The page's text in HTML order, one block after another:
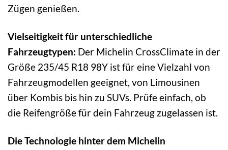
Zügen genießen.
Vielseitigkeit für unterschiedliche
Fahrzeugtypen: Der Michelin CrossClimate in der
Größe 235/45 R18 98Y ist für eine Vielzahl von
Fahrzeugmodellen geeignet, von Limousinen
über Kombis bis hin zu SUVs. Prüfe einfach, ob
die Reifengröße für dein Fahrzeug zugelassen ist.
Die Technologie hinter dem Michelin